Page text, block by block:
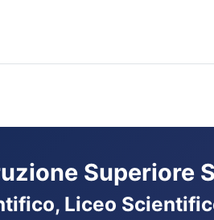
Superiore
Liceo